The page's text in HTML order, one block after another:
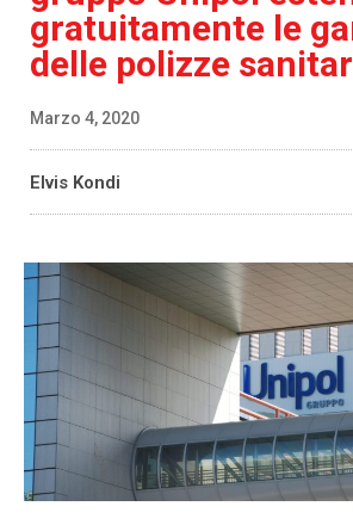
gratuitamente le
delle polizze
Marzo 4, 2020
Elvis Kondi